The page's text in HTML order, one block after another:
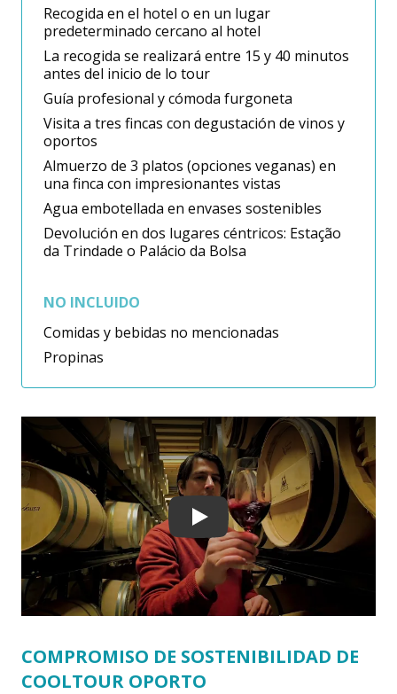
Recogida en el hotel o en un lugar
predeterminado cercano al hotel
La recogida se realizará entre 15 y 40 minutos
antes del inicio de lo tour
Guía profesional y cómoda furgoneta
Visita a tres fincas con degustación de vinos y
oportos
Almuerzo de 3 platos (opciones veganas) en
una finca con impresionantes vistas
Agua embotellada en envases sostenibles
Devolución en dos lugares céntricos: Estação
da Trindade o Palácio da Bolsa
NO INCLUIDO
Comidas y bebidas no mencionadas
Propinas
Play
COMPROMISO DE SOSTENIBILIDAD DE
COOLTOUR OPORTO